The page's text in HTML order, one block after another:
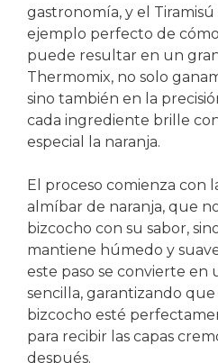
gastronomía, y el
ejemplo perfecto de
puede resultar en un
Thermomix, no solo
sino también en la
cada ingrediente brille
especial la naranja.
El proceso comienza con
almíbar de naranja, que
bizcocho con su sabor,
mantiene húmedo y
este paso se convierte en
sencilla, garantizando que
bizcocho esté
para recibir las capas
después.